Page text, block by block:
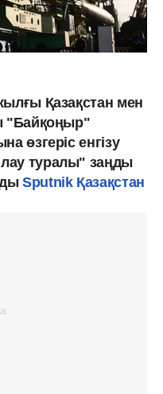
Қазақстан мен
"Байқоңыр"
өзгеріс енгізу
туралы" заңды
Sputnik Қазақстан